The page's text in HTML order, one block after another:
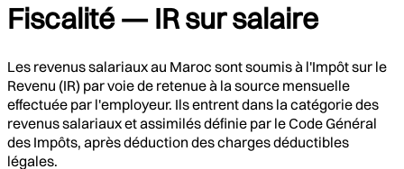
Fiscalité — IR sur salaire
Les revenus salariaux au Maroc sont soumis à l'Impôt sur le
Revenu (IR) par voie de retenue à la source mensuelle
effectuée par l'employeur. Ils entrent dans la catégorie des
revenus salariaux et assimilés définie par le Code Général
des Impôts, après déduction des charges déductibles
légales.